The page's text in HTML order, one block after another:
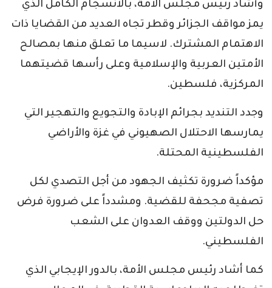
وأشاد رئيس مجلس الأمة، بالانسجام الكامل الذي
يمز مواقف الجزائر وقطر تجاه العديد من القضايا ذات
الاهتمام المشترك. لاسيما ما تعلق منها بمصالح
الأمتين العربية والإسلامية وعلى رأسها قضيتهما
المركزية، فلسطين.
وجدد التنديد بجرائم الإبادة والتجويع والتهجير التي
يمارسها الاحتلال الصهيوني في غزة والأراضي
الفلسطينية المحتلة.
مؤكداً ضرورة تكثيف الجهود من أجل التصدي لكل
تصفية مجحفة للقضية. ومشدداً على ضرورة فرض
حل الدولتين ووقف العدوان على الشعب
الفلسطيني.
كما أشاد رئيس مجلس الأمة، بالدور الإيجابي الذي